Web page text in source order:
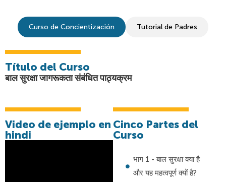
Curso de Concientización Tutorial de Padres
Título del Curso
बाल सुरक्षा जागरूकता संबंधित पाठ्यक्रम
Video de ejemplo en
hindi
Cinco Partes del
Curso
भाग 1 - बाल सुरक्षा क्या है
और यह महत्वपूर्ण क्यों है?